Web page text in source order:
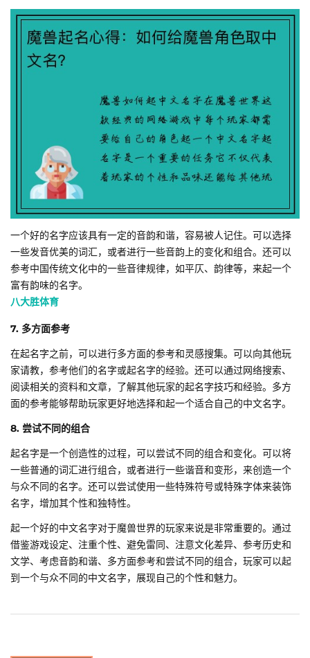
一个好的名字应该具有一定的音韵和谐，容易被人记住。可以选择
一些发音优美的词汇，或者进行一些音韵上的变化和组合。还可以
参考中国传统文化中的一些音律规律，如平仄、韵律等，来起一个
富有韵味的名字。
八大胜体育
7. 多方面参考
在起名字之前，可以进行多方面的参考和灵感搜集。可以向其他玩
家请教，参考他们的名字或起名字的经验。还可以通过网络搜索、
阅读相关的资料和文章，了解其他玩家的起名字技巧和经验。多方
面的参考能够帮助玩家更好地选择和起一个适合自己的中文名字。
8. 尝试不同的组合
起名字是一个创造性的过程，可以尝试不同的组合和变化。可以将
一些普通的词汇进行组合，或者进行一些谐音和变形，来创造一个
与众不同的名字。还可以尝试使用一些特殊符号或特殊字体来装饰
名字，增加其个性和独特性。
起一个好的中文名字对于魔兽世界的玩家来说是非常重要的。通过
借鉴游戏设定、注重个性、避免雷同、注意文化差异、参考历史和
文学、考虑音韵和谐、多方面参考和尝试不同的组合，玩家可以起
到一个与众不同的中文名字，展现自己的个性和魅力。